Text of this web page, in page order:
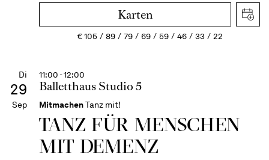
Karten
€105 89 79 69 59 46 33 22
Di
29
Sep
11:00 - 12:00
Balletthaus Studio 5
MitmachenTanz mit!
TANZ FÜR MENSCHEN
MIT DEMENZ